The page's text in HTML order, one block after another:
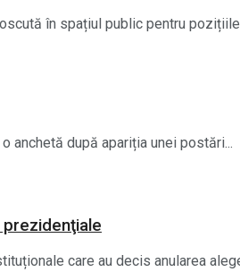
în spațiul public pentru
anchetă după apariția unei postări...
prezidenţiale
care au decis anularea